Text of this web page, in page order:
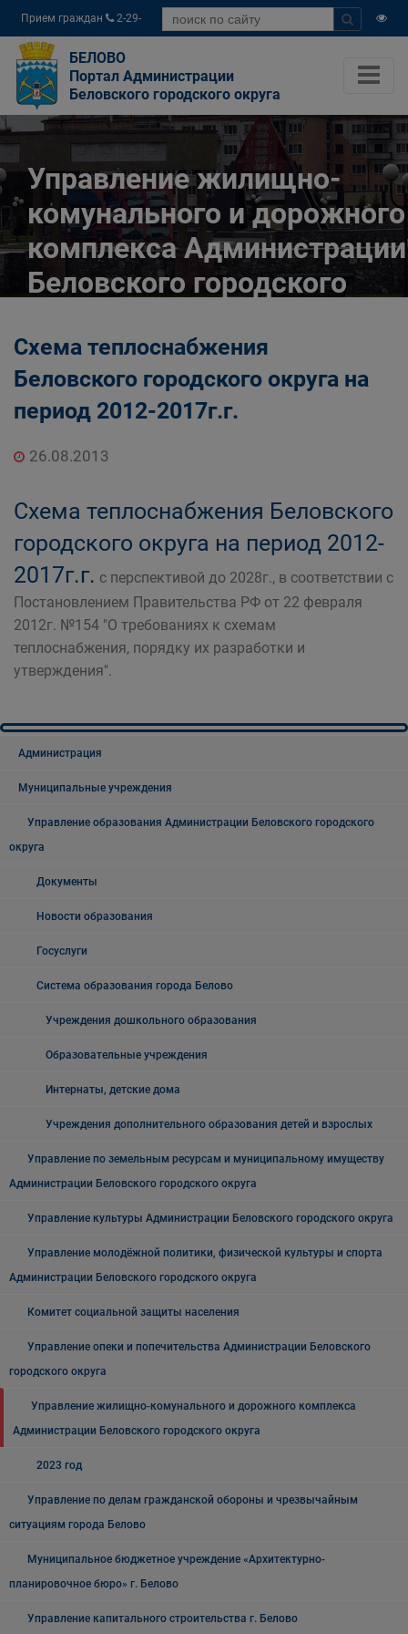
Прием граждан
2-29-
04
БЕЛОВО
Портал Администрации
Беловского городского округа
Управление жилищно-
комунального и дорожного
комплекса Администрации
Беловского городского
Муниципальные учреждения
Управление жилищно-комунального и
Беловского городского округа
Схема теплоснабжения
Беловского городского округа на
период 2012-2017г.г.
26.08.2013
Схема теплоснабжения Беловского
городского округа на период 2012-
2017г.г. с перспективой до 2028г., в соответствии с
Постановлением Правительства РФ от 22 февраля
2012г. №154 "О требованиях к схемам
теплоснабжения, порядку их разработки и
утверждения".
Администрация
Муниципальные учреждения
Управление образования Администрации Беловского городского
округа
Документы
Новости образования
Госуслуги
Система образования города Белово
Учреждения дошкольного образования
Образовательные учреждения
Интернаты, детские дома
Учреждения дополнительного образования детей и взрослых
Управление по земельным ресурсам и муниципальному имуществу
Администрации Беловского городского округа
Управление культуры Администрации Беловского городского округа
Управление молодёжной политики, физической культуры и спорта
Администрации Беловского городского округа
Комитет социальной защиты населения
Управление опеки и попечительства Администрации Беловского
городского округа
Управление жилищно-комунального и дорожного комплекса
Администрации Беловского городского округа
2023 год
Управление по делам гражданской обороны и чрезвычайным
ситуациям города Белово
Муниципальное бюджетное учреждение «Архитектурно-
планировочное бюро» г. Белово
Управление капитального строительства г. Белово